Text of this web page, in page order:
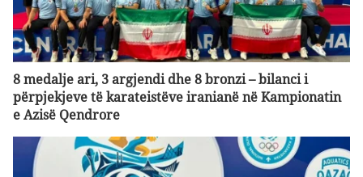
8 medalje ari, 3 argjendi dhe 8 bronzi – bilanci i
përpjekjeve të karateistëve iranianë në Kampionatin
e Azisë Qendrore